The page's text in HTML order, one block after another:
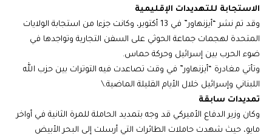
الاستجابة للتهديدات الإقليمية
وقد تم نشر “أيزنهاور” في 13 أكتوبر، وكانت جزءا من استجابة الولايات
المتحدة لهجمات جماعة الحوثي على السفن التجارية وتواجدها في
ضوء الحرب بين إسرائيل وحركة حماس.
وتأتي مغادرة “أيزنهاور” في وقت تصاعدت فيه التوترات بين حزب الله
اللبناني وإسرائيل خلال الأيام القليلة الماضية.\
تمديدات سابقة
وكان وزير الدفاع الأميركي قد وجه بتمديد الحاملة للمرة الثانية في أواخر
مايو، حيث شهدت حاملات الطائرات التي أرسلت إلى البحر الأبيض